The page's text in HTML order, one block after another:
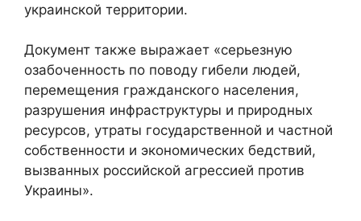
украинской территории.
Документ также выражает «серьезную
озабоченность по поводу гибели людей,
перемещения гражданского населения,
разрушения инфраструктуры и природных
ресурсов, утраты государственной и частной
собственности и экономических бедствий,
вызванных российской агрессией против
Украины».